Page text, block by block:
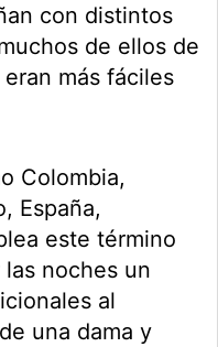
con distintos
de ellos de
más fáciles
Colombia,
España,
este término
noches un
al
una dama y